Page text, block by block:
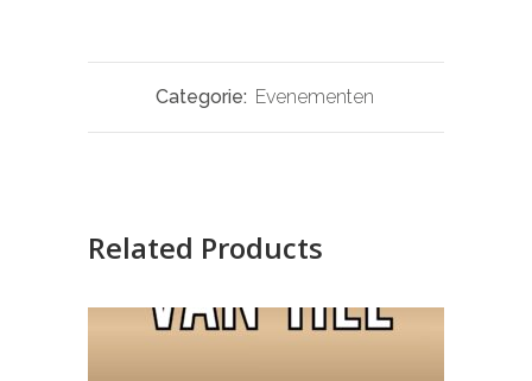
Categorie: Evenementen
Related Products